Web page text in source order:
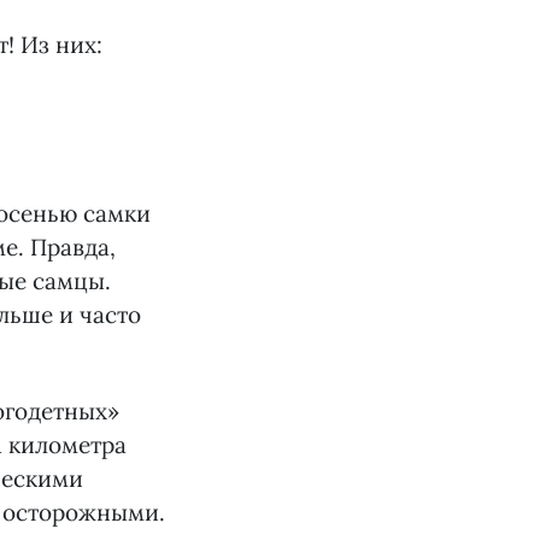
Из них:
самки
Правда,
самцы.
и часто
осторожными.